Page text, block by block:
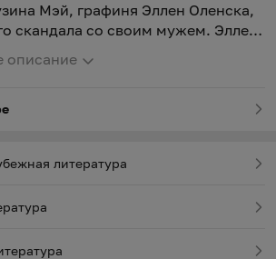
Мэй, графиня Эллен Оленска,
скандала со своим мужем. Эллен
весь ее образ окутан
нью-йоркского
Эллен, он влюбляется в нее...
описание
литература